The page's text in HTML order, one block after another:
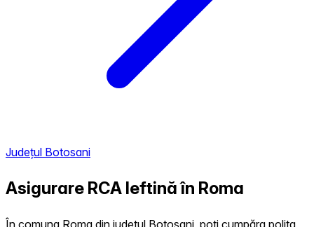
Județul Botosani
Asigurare RCA Ieftină în Roma
În comuna Roma din județul Botosani, poți cumpăra polița